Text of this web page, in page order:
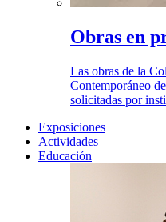
Obras en
Las obras de la
Contemporáneo
solicitadas por
Exposiciones
Actividades
Educación